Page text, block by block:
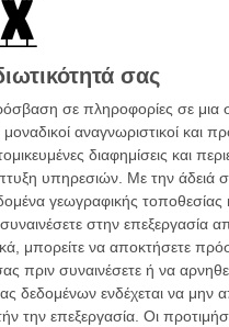
σας
σε πληροφορίες σε
αναγνωριστικοί και
διαφημίσεις και
υπηρεσιών. Με την άδειά
γεωγραφικής τοποθεσίας
στην επεξεργασία
μπορείτε να αποκτήσετε
πριν συναινέσετε ή να
ενδέχεται να μην
την επεξεργασία. Οι
λειτουργικών
των λουόμενων.
που
οι ώρες
για την
από
της
και κυρίως
ή έντονο
που
άνθρωποι
τώρα την
Ο
10
τον